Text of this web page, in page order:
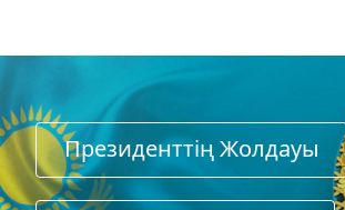
Президенттің Жолдауы